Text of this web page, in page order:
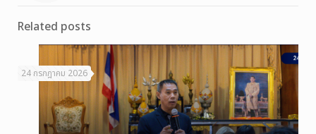
Related posts
24 กรกฎาคม 2026